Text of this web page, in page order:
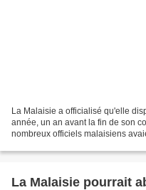
La Malaisie a officialisé qu'elle
année, un an avant la fin de son
nombreux officiels malaisiens
La Malaisie pourrait